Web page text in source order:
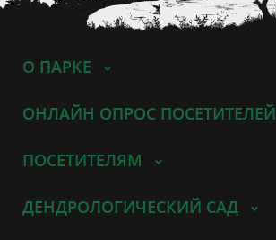
О ПАРКЕ
ОНЛАЙН ОПРОС ПОСЕТИТЕЛЕЙ
ПОСЕТИТЕЛЯМ
ДЕНДРОЛОГИЧЕСКИЙ САД